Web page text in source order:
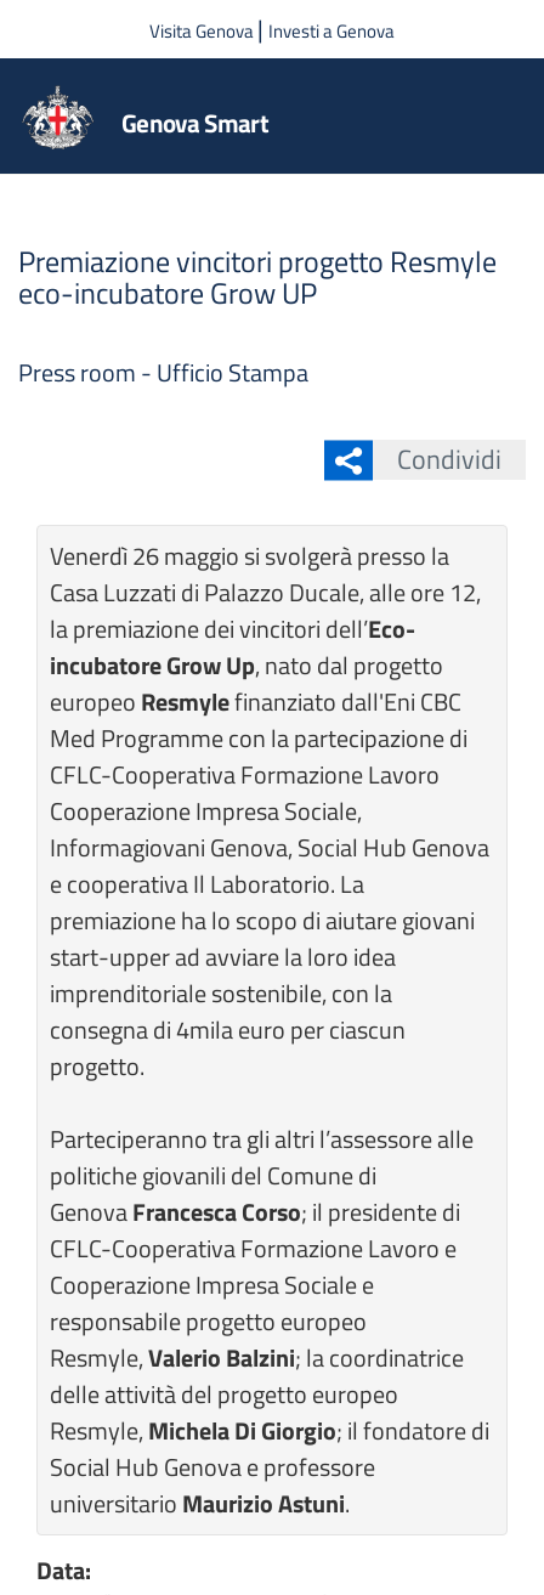
Salta al contenuto principale
Visita Genova| Investi a Genova
Genova Smart
Premiazione vincitori progetto Resmyle
eco-incubatore Grow UP
Press room - Ufficio Stampa
Condividi
Venerdì 26 maggio si svolgerà presso la
Casa Luzzati di Palazzo Ducale, alle ore 12,
la premiazione dei vincitori dell’Eco-
incubatore Grow Up, nato dal progetto
europeoResmylefinanziato dall'Eni CBC
Med Programme con la partecipazione di
CFLC-Cooperativa Formazione Lavoro
Cooperazione Impresa Sociale,
Informagiovani Genova, Social Hub Genova
e cooperativa Il Laboratorio. La
premiazione ha lo scopo di aiutare giovani
start-upper ad avviare la loro idea
imprenditoriale sostenibile, con la
consegna di 4mila euro per ciascun
progetto.
Parteciperanno tra gli altri l’assessore alle
politiche giovanili del Comune di
GenovaFrancesca Corso; il presidente di
CFLC-Cooperativa Formazione Lavoro e
Cooperazione Impresa Sociale e
responsabile progetto europeo
Resmyle,Valerio Balzini; la coordinatrice
delle attività del progetto europeo
Resmyle,Michela Di Giorgio; il fondatore di
Social Hub Genova e professore
universitarioMaurizio Astuni.
Data: